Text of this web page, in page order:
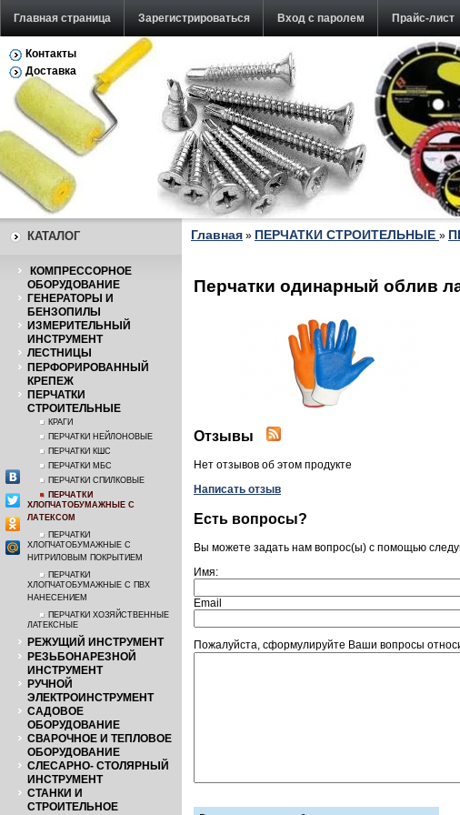
Главная страница Зарегистрироваться Вход с паролем Прайс-лист
Контакты
Доставка
КАТАЛОГ
КОМПРЕССОРНОЕ
ОБОРУДОВАНИЕ
ГЕНЕРАТОРЫ И
БЕНЗОПИЛЫ
ИЗМЕРИТЕЛЬНЫЙ
ИНСТРУМЕНТ
ЛЕСТНИЦЫ
ПЕРФОРИРОВАННЫЙ
КРЕПЕЖ
ПЕРЧАТКИ
СТРОИТЕЛЬНЫЕ
КРАГИ
ПЕРЧАТКИ НЕЙЛОНОВЫЕ
ПЕРЧАТКИ КШС
ПЕРЧАТКИ МБС
ПЕРЧАТКИ СПИЛКОВЫЕ
ПЕРЧАТКИ
ХЛОПЧАТОБУМАЖНЫЕ С
ЛАТЕКСОМ
ПЕРЧАТКИ
ХЛОПЧАТОБУМАЖНЫЕ С
НИТРИЛОВЫМ ПОКРЫТИЕМ
ПЕРЧАТКИ
ХЛОПЧАТОБУМАЖНЫЕ С ПВХ
НАНЕСЕНИЕМ
ПЕРЧАТКИ ХОЗЯЙСТВЕННЫЕ
ЛАТЕКСНЫЕ
РЕЖУЩИЙ ИНСТРУМЕНТ
РЕЗЬБОНАРЕЗНОЙ
ИНСТРУМЕНТ
РУЧНОЙ
ЭЛЕКТРОИНСТРУМЕНТ
САДОВОЕ
ОБОРУДОВАНИЕ
СВАРОЧНОЕ И ТЕПЛОВОЕ
ОБОРУДОВАНИЕ
СЛЕСАРНО- СТОЛЯРНЫЙ
ИНСТРУМЕНТ
СТАНКИ И
СТРОИТЕЛЬНОЕ
Главная » ПЕРЧАТКИ СТРОИТЕЛЬНЫЕ »
Перчатки oдинарный облив
Отзывы
Нет отзывов об этом продукте
Написать отзыв
Есть вопросы?
Вы можете задать нам вопрос(ы) с помощью
Имя:
Email
Пожалуйста, сформулируйте Ваши вопросы